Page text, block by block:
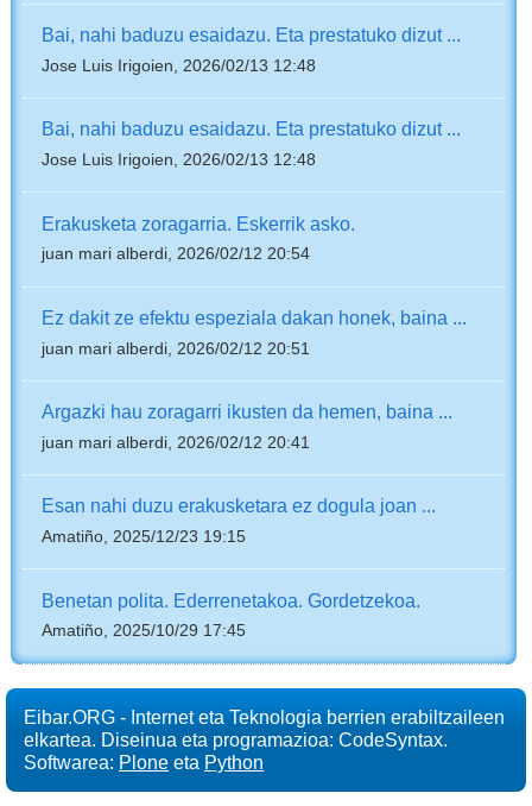
Bai, nahi baduzu esaidazu. Eta prestatuko dizut ...
Jose Luis Irigoien, 2026/02/13 12:48
Bai, nahi baduzu esaidazu. Eta prestatuko dizut ...
Jose Luis Irigoien, 2026/02/13 12:48
Erakusketa zoragarria. Eskerrik asko.
juan mari alberdi, 2026/02/12 20:54
Ez dakit ze efektu espeziala dakan honek, baina ...
juan mari alberdi, 2026/02/12 20:51
Argazki hau zoragarri ikusten da hemen, baina ...
juan mari alberdi, 2026/02/12 20:41
Esan nahi duzu erakusketara ez dogula joan ...
Amatiño, 2025/12/23 19:15
Benetan polita. Ederrenetakoa. Gordetzekoa.
Amatiño, 2025/10/29 17:45
Eibar.ORG - Internet eta Teknologia berrien erabiltzaileen
elkartea. Diseinua eta programazioa: CodeSyntax.
Softwarea: Plone eta Python